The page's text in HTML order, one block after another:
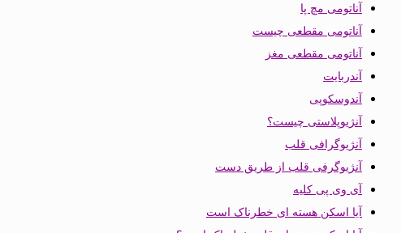
آناتومی مچ پا
آناتومی مقطعی چیست
آناتومی مقطعی مغز
آندربایت
آندوسکوپی
آنژیوپلاستی چیست؟
آنژیوگرافی قلب
آنژیوگرفی قلب از طریق دست
آی وی پی کلیه
آیا اسکن هسته ای خطرناک است